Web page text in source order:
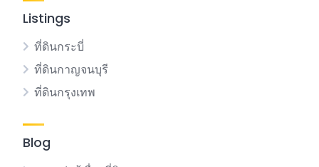
Listings
ที่ดินกระบี่
ที่ดินกาญจนบุรี
ที่ดินกรุงเทพ
Blog